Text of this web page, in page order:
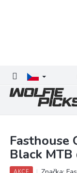
Fasthouse
Black MTB